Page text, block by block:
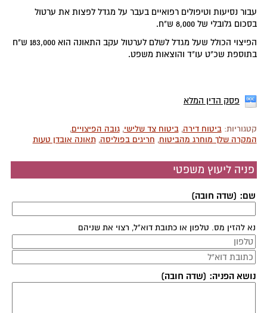
עבור נסיעות וטיפולים רפואיים בעבר על מגדל לפצות את ערטול
בסכום גלובלי של 8,000 ש"ח.
הפיצוי הכולל שעל מגדל לשלם לערטול עקב התאונה הוא 183,000 ש"ח
בתוספת שכ"ט עו"ד והוצאות משפט.
פסק הדין המלא
קטגוריות:ביטוח דירה,ביטוח צד שלישי,גובה הפיצויים,
המקרה שלך מוחרג מהביטוח, חריגים בפוליסה,תאונה אובדן טעות
פניה ליעוץ משפטי
שם: (שדה חובה)
נא להזין מס. טלפון או כתובת דוא"ל, רצוי את שניהם
נושא הפניה: (שדה חובה)